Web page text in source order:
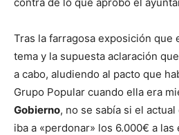
Tras la farragosa exposición que
tema y la supuesta aclaración
a cabo, aludiendo al pacto que
Grupo Popular cuando ella era
Gobierno, no se sabía si el
iba a «perdonar» los 6.000€ a